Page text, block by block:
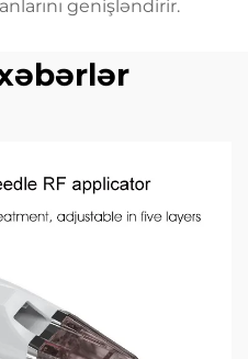
genişləndirir.